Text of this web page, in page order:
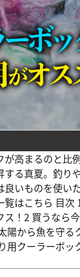
高まるのと比
する真夏。釣り
良いものを使い
覧はこちら 目次
ス！2 買うなら
陽から魚を守る
用クーラーボッ